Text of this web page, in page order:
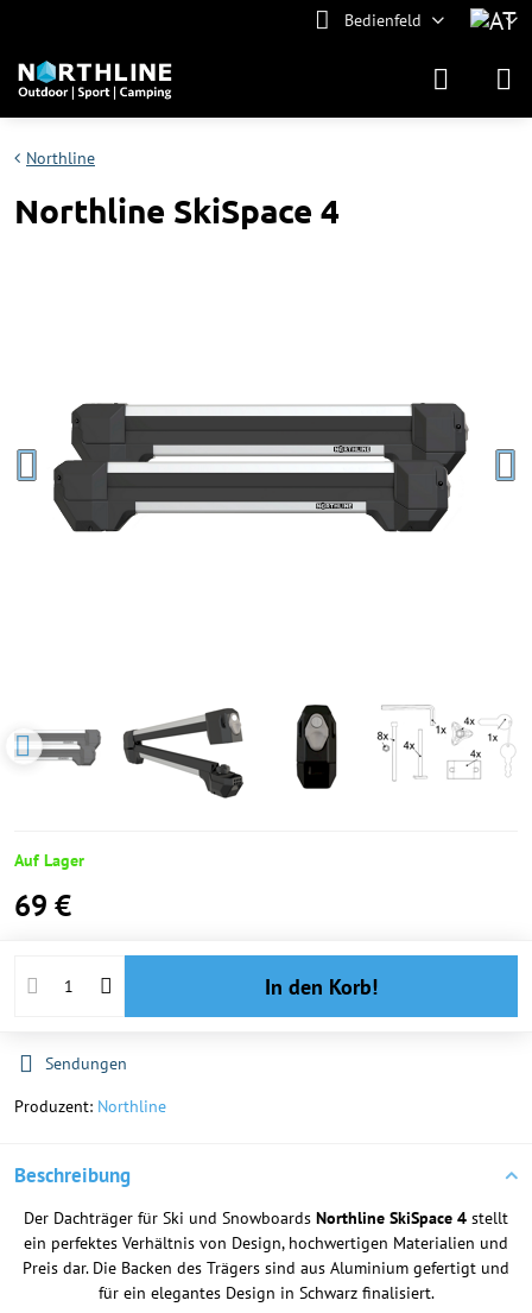
Bedienfeld
Northline
Northline SkiSpace 4
Auf Lager
69 €
In den Korb!
Sendungen
Produzent: Northline
Beschreibung
Der Dachträger für Ski und Snowboards Northline SkiSpace 4 stellt
ein perfektes Verhältnis von Design, hochwertigen Materialien und
Preis dar. Die Backen des Trägers sind aus Aluminium gefertigt und
für ein elegantes Design in Schwarz finalisiert.